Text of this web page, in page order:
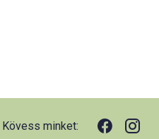
Kövess minket: